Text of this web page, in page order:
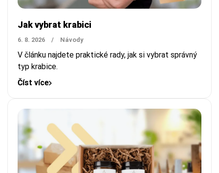
Jak vybrat krabici
6. 8. 2026 / Návody
V článku najdete praktické rady, jak si vybrat správný
typ krabice.
Číst více